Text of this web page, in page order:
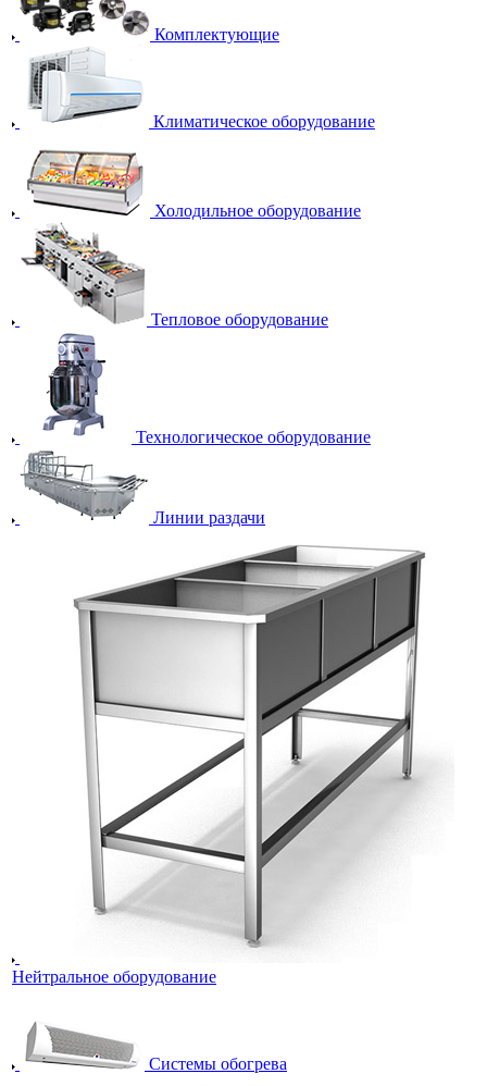
Комплектующие
Климатическое оборудование
Холодильное оборудование
Тепловое оборудование
Технологическое оборудование
Линии раздачи
Нейтральное оборудование
Системы обогрева